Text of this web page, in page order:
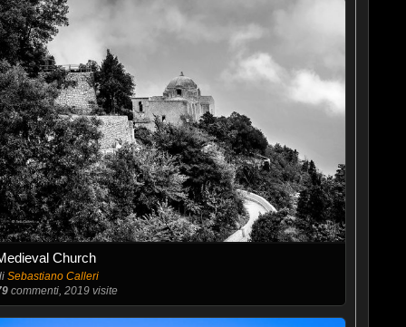
Church
Sebastiano Calleri
commenti, 2019 visite